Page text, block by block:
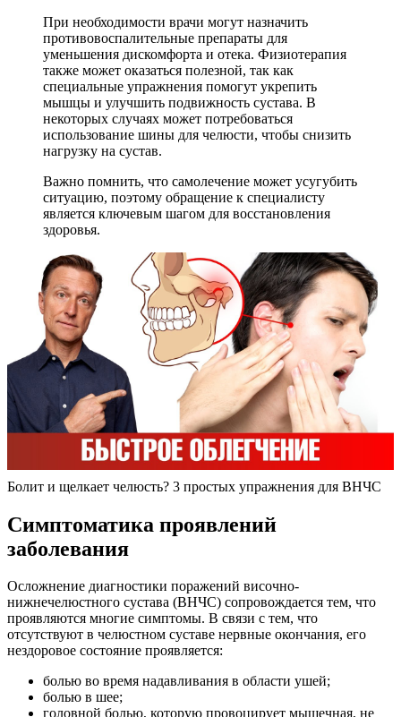
При необходимости врачи могут назначить
противовоспалительные препараты для
уменьшения дискомфорта и отека. Физиотерапия
также может оказаться полезной, так как
специальные упражнения помогут укрепить
мышцы и улучшить подвижность сустава. В
некоторых случаях может потребоваться
использование шины для челюсти, чтобы снизить
нагрузку на сустав.
Важно помнить, что самолечение может усугубить
ситуацию, поэтому обращение к специалисту
является ключевым шагом для восстановления
здоровья.
Болит и щелкает челюсть? 3 простых упражнения для ВНЧС
Симптоматика проявлений
заболевания
Осложнение диагностики поражений височно-
нижнечелюстного сустава (ВНЧС) сопровождается тем, что
проявляются многие симптомы. В связи с тем, что
отсутствуют в челюстном суставе нервные окончания, его
нездоровое состояние проявляется:
болью во время надавливания в области ушей;
болью в шее;
головной болью, которую провоцирует мышечная, не